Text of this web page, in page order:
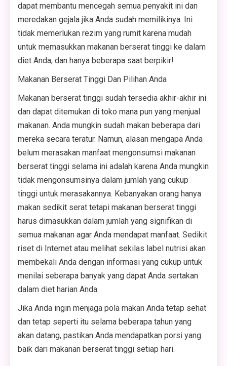
dapat membantu mencegah semua penyakit ini dan
meredakan gejala jika Anda sudah memilikinya. Ini
tidak memerlukan rezim yang rumit karena mudah
untuk memasukkan makanan berserat tinggi ke dalam
diet Anda, dan hanya beberapa saat berpikir!
Makanan Berserat Tinggi Dan Pilihan Anda
Makanan berserat tinggi sudah tersedia akhir-akhir ini
dan dapat ditemukan di toko mana pun yang menjual
makanan. Anda mungkin sudah makan beberapa dari
mereka secara teratur. Namun, alasan mengapa Anda
belum merasakan manfaat mengonsumsi makanan
berserat tinggi selama ini adalah karena Anda mungkin
tidak mengonsumsinya dalam jumlah yang cukup
tinggi untuk merasakannya. Kebanyakan orang hanya
makan sedikit serat tetapi makanan berserat tinggi
harus dimasukkan dalam jumlah yang signifikan di
semua makanan agar Anda mendapat manfaat. Sedikit
riset di Internet atau melihat sekilas label nutrisi akan
membekali Anda dengan informasi yang cukup untuk
menilai seberapa banyak yang dapat Anda sertakan
dalam diet harian Anda.
Jika Anda ingin menjaga pola makan Anda tetap sehat
dan tetap seperti itu selama beberapa tahun yang
akan datang, pastikan Anda mendapatkan porsi yang
baik dari makanan berserat tinggi setiap hari.